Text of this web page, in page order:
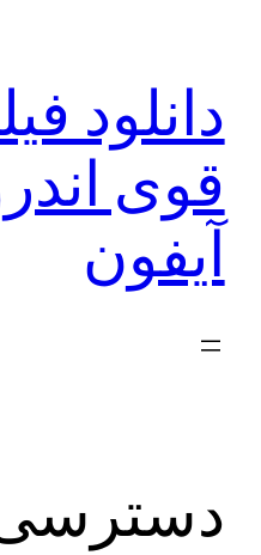
دانلود
قوی
آیفون